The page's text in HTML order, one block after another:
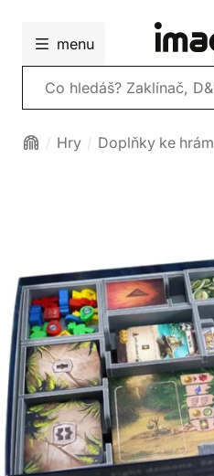
menu
Vyhledávání
Hry Doplňky ke hrám